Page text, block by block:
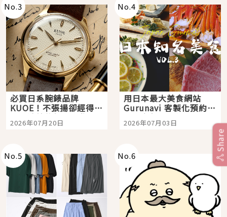
No.3
必買日系腕錶品牌
KUOE！不張揚卻經得起
時間洗鍊的經典之作五
選
2026年07月20日
No.4
用日本最大美食網站
Gurunavi 客製化預約九
大都市餐廳，打造專屬
美食體驗！
2026年07月03日
No.5 No.6
Share